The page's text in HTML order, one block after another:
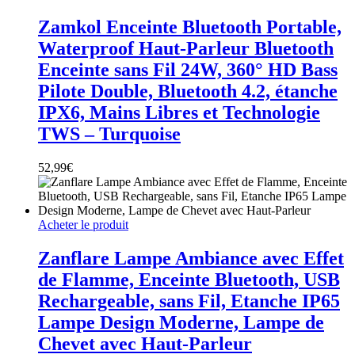
Zamkol Enceinte Bluetooth Portable,
Waterproof Haut-Parleur Bluetooth
Enceinte sans Fil 24W, 360° HD Bass
Pilote Double, Bluetooth 4.2, étanche
IPX6, Mains Libres et Technologie
TWS – Turquoise
52,99€
Acheter le produit
Zanflare Lampe Ambiance avec Effet
de Flamme, Enceinte Bluetooth, USB
Rechargeable, sans Fil, Etanche IP65
Lampe Design Moderne, Lampe de
Chevet avec Haut-Parleur